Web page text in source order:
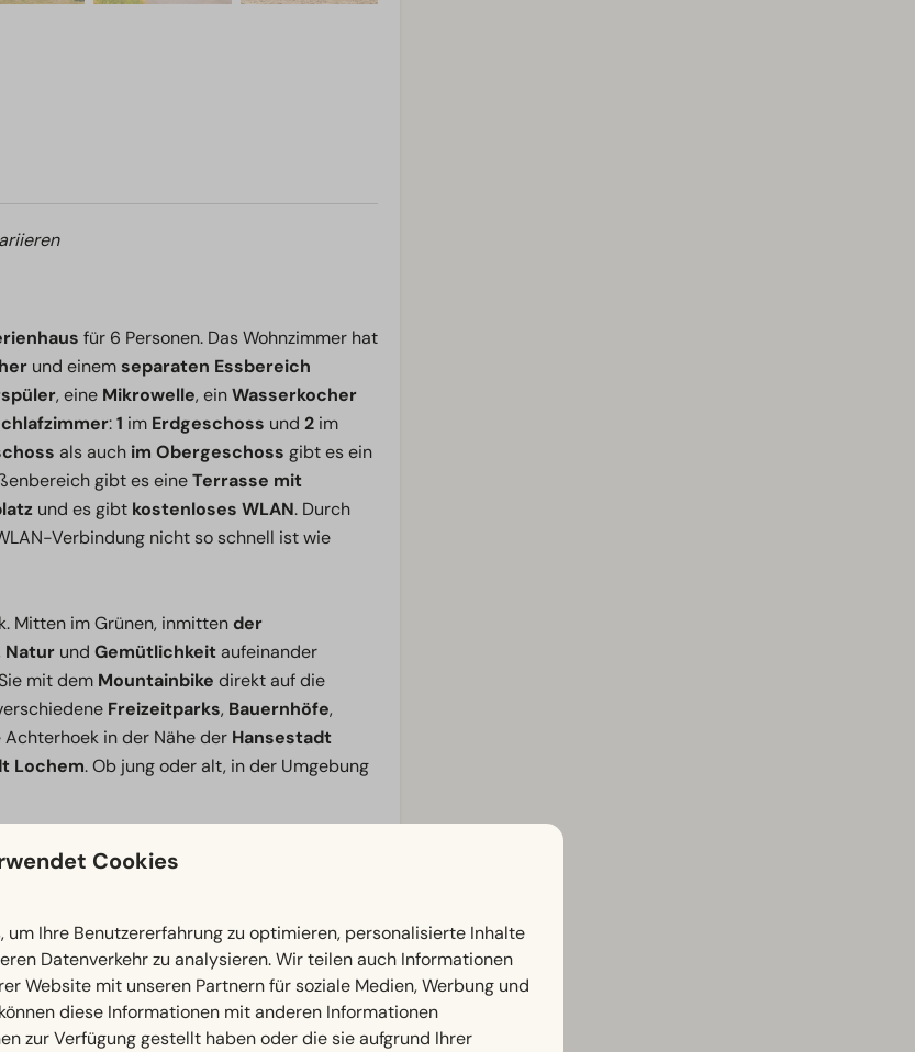
für 6 Personen. Das Wohnzimmer hat
und einemseparaten Essbereich
, eine Mikrowelle, einWasserkocher
:1 im Erdgeschoss und 2 im
als auch im Obergeschoss gibt es ein
gibt es eineTerrasse mit
und es gibt kostenloses WLAN. Durch
Verbindung nicht so schnell ist wie
Mitten im Grünen, inmittender
Natur und Gemütlichkeitaufeinander
mit dem Mountainbike direkt auf die
Freizeitparks, Bauernhöfe,
in der Nähe der Hansestadt
Lochem. Ob jung oder alt, in der Umgebung
entspannen,
Außenbereich
Cookies
um Ihre Benutzererfahrung zu optimieren, personalisierte Inhalte
Datenverkehr zu analysieren. Wir teilen auch Informationen
Website mit unseren Partnern für soziale Medien, Werbung und
diese Informationen mit anderen Informationen
zur Verfügung gestellt haben oder die sie aufgrund Ihrer